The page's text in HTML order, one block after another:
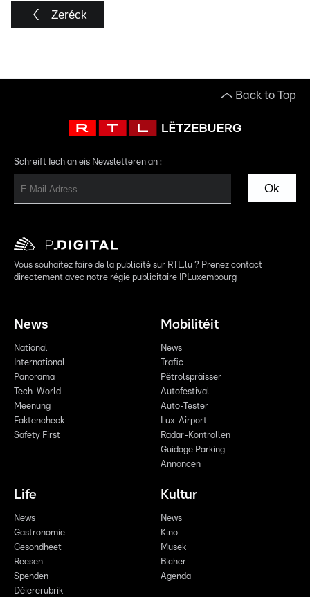
Zeréck
Back to Top
Schreift Iech an eis Newsletteren an :
Ok
Vous souhaitez faire de la publicité sur RTL.lu ? Prenez contact
directement avec notre régie publicitaire IPLuxembourg
News
National
International
Panorama
Tech-World
Meenung
Faktencheck
Safety First
Mobilitéit
News
Trafic
Pëtrolspräisser
Autofestival
Auto-Tester
Lux-Airport
Radar-Kontrollen
Guidage Parking
Annoncen
Life
News
Gastronomie
Gesondheet
Reesen
Spenden
Déiererubrik
Kultur
News
Kino
Musek
Bicher
Agenda